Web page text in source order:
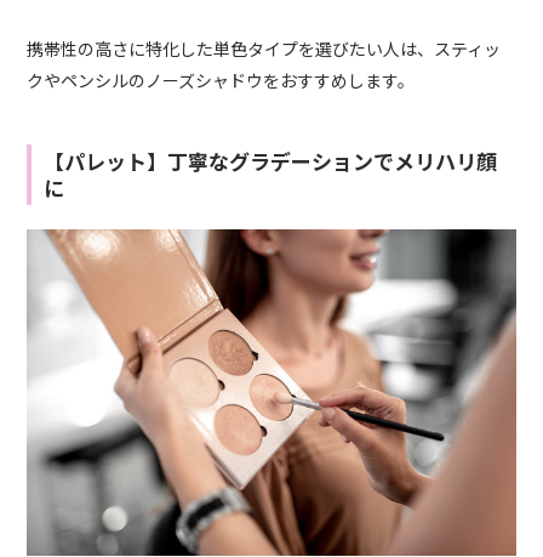
携帯性の高さに特化した単色タイプを選びたい人は、スティッ
クやペンシルのノーズシャドウをおすすめします。
【パレット】丁寧なグラデーションでメリハリ顔
に